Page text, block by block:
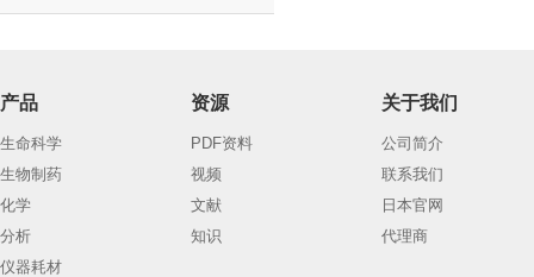
产品
生命科学
生物制药
化学
分析
仪器耗材
资源
PDF资料
视频
文献
知识
关于我们
公司简介
联系我们
日本官网
代理商